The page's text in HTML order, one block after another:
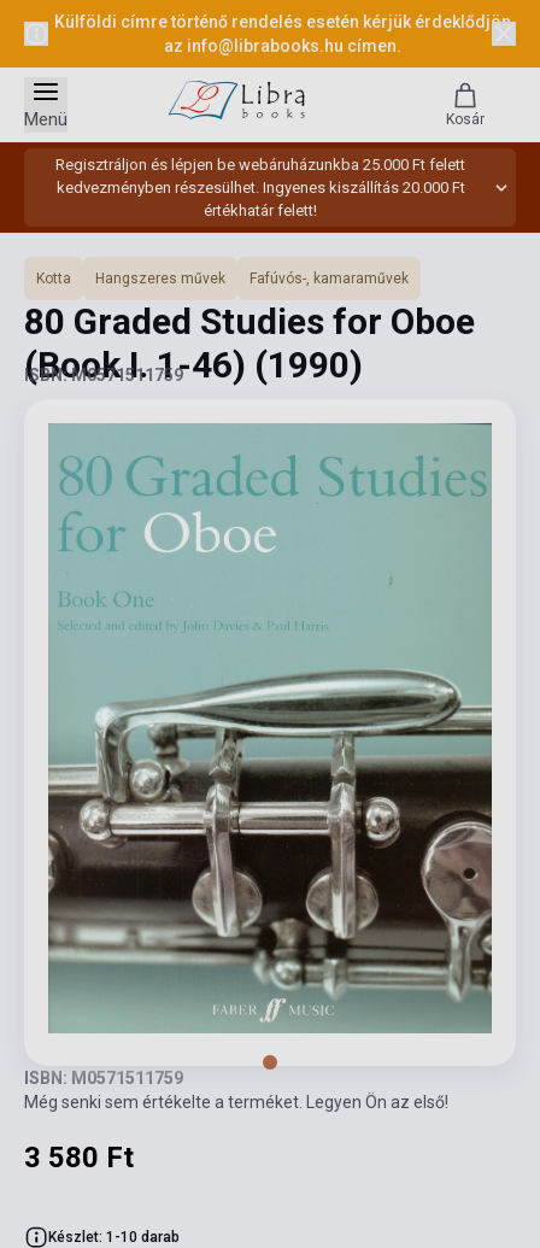
Külföldi címre történő rendelés esetén kérjük érdeklődjön
az info@librabooks.hu címen.
Regisztráljon és lépjen be webáruházunkba 25.000 Ft felett
kedvezményben részesülhet. Ingyenes kiszállítás 20.000 Ft
értékhatár felett!
Menü Kosár
Kotta Hangszeres művek Fafúvós-, kamaraművek
80 Graded Studies for Oboe
(Book I. 1-46) (1990)
ISBN: M0571511759
ISBN: M0571511759
Még senki sem értékelte a terméket. Legyen Ön az első!
3 580 Ft
Készlet: 1-10 darab